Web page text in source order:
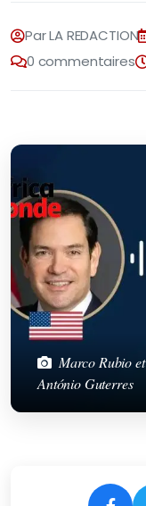
Par LA REDACTION
0 commentaires
Marco Rubio
António Guterres